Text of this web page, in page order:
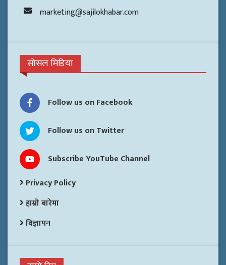
marketing@sajilokhabar.com
सोसल मिडिया
Follow us on Facebook
Follow us on Twitter
Subscribe YouTube Channel
Privacy Policy
हाम्रो बारेमा
विज्ञापन